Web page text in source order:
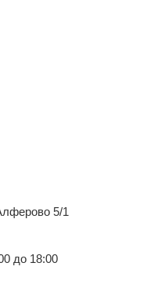
5/1
до 18:00